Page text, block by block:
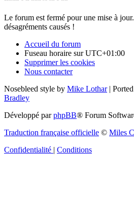
Le forum est fermé pour une mise à
désagréments causés !
Accueil du forum
Fuseau horaire surUTC+01:00
Supprimer les cookies
Nous contacter
Nosebleed style by Mike Lothar|
Bradley
Développé parphpBB® Forum
Traduction française officielle © Miles
Confidentialité | Conditions